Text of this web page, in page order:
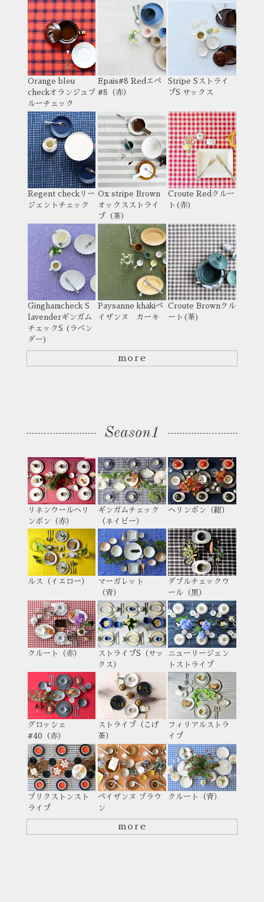
Orange bleu
checkオランジュブ
ルーチェック
Epais#8 Red エペ
#8（赤）
Stripe S ストライ
プS サックス
Regent checkリー
ジェントチェック
Ox stripe Brown
オックスストライ
プ（茶）
Croute Red クルー
ト(赤)
Ginghamcheck S
lavenderギンガム
チェックS (ラベン
ダー)
Paysanne khakiペ
イザンヌ カーキ
Croute Brown クル
ート(茶)
more
Season1
リネンウールヘリ
ンボン（赤）
ギンガムチェック
（ネイビー）
ヘリンボン（紺）
ルス（イエロー）
マーガレット
（青）
ダブルチェックウ
ール（黒）
クルート（赤）
ストライプS（サッ
クス）
ニューリージェン
トストライプ
グロッシェ
#40（赤）
ストライプ（こげ
茶）
フィリアルストラ
イプ
ブリクストンスト
ライプ
ペイザンヌ ブラウ
ン
クルート（青）
more